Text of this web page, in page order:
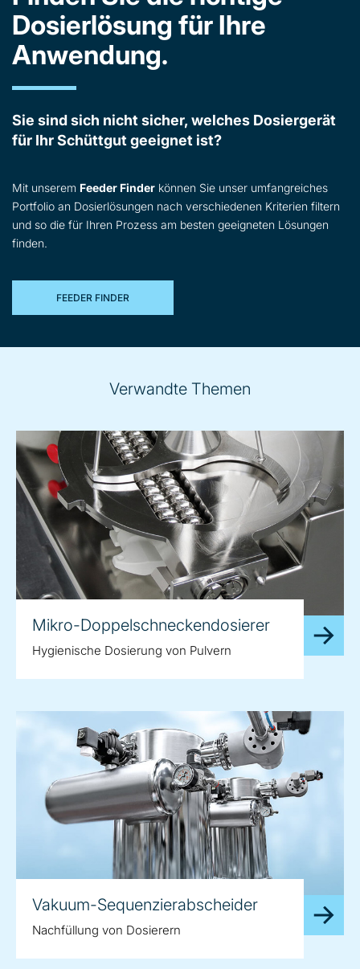
Dosierlösung für Ihre
Anwendung.
Sie sind sich nicht sicher, welches Dosiergerät
für Ihr Schüttgut geeignet ist?
Mit unserem Feeder Finder können Sie unser umfangreiches
Portfolio an Dosierlösungen nach verschiedenen Kriterien filtern
und so die für Ihren Prozess am besten geeigneten Lösungen
finden.
FEEDER FINDER
Verwandte Themen
Mikro-Doppelschneckendosierer
Hygienische Dosierung von Pulvern
Vakuum-Sequenzierabscheider
Nachfüllung von Dosierern